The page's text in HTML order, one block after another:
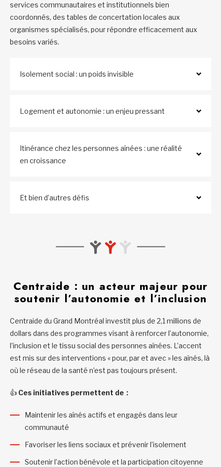
services communautaires et institutionnels bien
coordonnés, des tables de concertation locales aux
organismes spécialisés, pour répondre efficacement aux
besoins variés.
Isolement social : un poids invisible
Logement et autonomie : un enjeu pressant
Itinérance chez les personnes aînées : une réalité
en croissance
Et bien d’autres défis
Centraide : un acteur majeur pour
soutenir l’autonomie et l’inclusion
Centraide du Grand Montréal investit plus de 2,1 millions de
dollars dans des programmes visant à renforcer l’autonomie,
l’inclusion et le tissu social des personnes aînées. L’accent
est mis sur des interventions « pour, par et avec » les aînés, là
où le réseau de la santé n’est pas toujours présent.
👍 Ces initiatives permettent de :
Maintenir les aînés actifs et engagés dans leur
communauté
Favoriser les liens sociaux et prévenir l’isolement
Soutenir l’action bénévole et la participation citoyenne